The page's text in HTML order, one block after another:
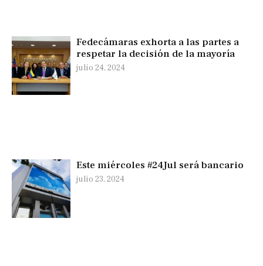
Fedecámaras exhorta a las partes a
respetar la decisión de la mayoría
julio 24, 2024
Este miércoles #24Jul será bancario
julio 23, 2024